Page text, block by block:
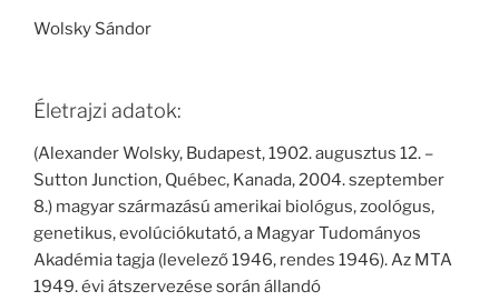
Wolsky Sándor
Életrajzi adatok:
(Alexander Wolsky, Budapest, 1902. augusztus 12. –
Sutton Junction, Québec, Kanada, 2004. szeptember
8.) magyar származású amerikai biológus, zoológus,
genetikus, evolúciókutató, a Magyar Tudományos
Akadémia tagja (levelező 1946, rendes 1946). Az MTA
1949. évi átszervezése során állandó